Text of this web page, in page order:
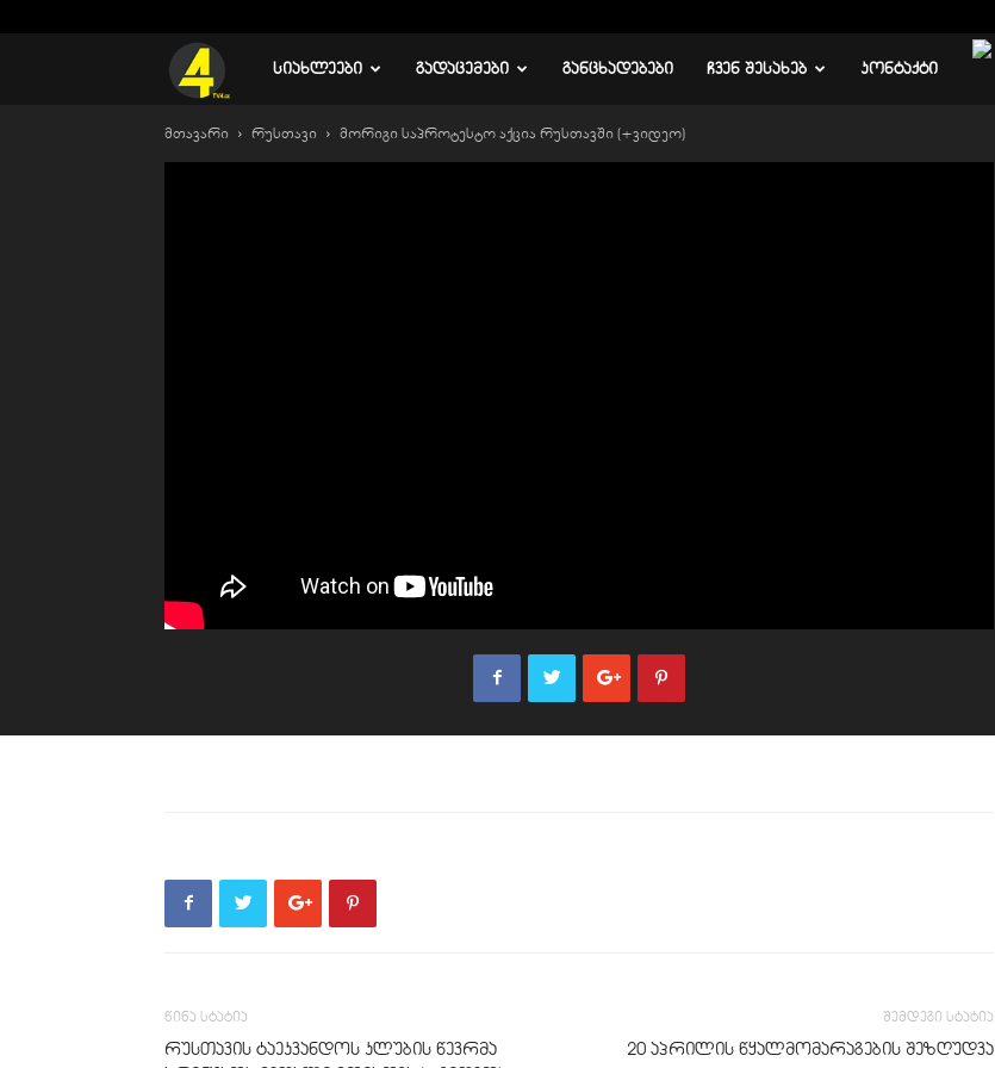
TV
4
ᲡᲘᲐᲮᲚᲔᲔᲑᲘ ᲒᲐᲓᲐᲪᲔᲛᲔᲑᲘ ᲒᲐᲜᲪᲮᲐᲓᲔᲑᲔᲑᲘ ᲩᲕᲔᲜ ᲨᲔᲡᲐᲮᲔᲑ ᲙᲝᲜᲢᲐᲥᲢᲘ
მთავარი რუსთავი მორიგი საპროტესტო აქცია რუსთავში (+ვიდეო)
წინა სტატია
რუსთავის ტაეკვანდოს კლუბის წევრმა
შემდეგი სტატია
20 აპრილის წყალმომარაგების შეზღუდვა